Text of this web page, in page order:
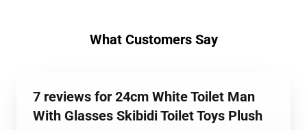
What Customers Say
7 reviews for 24cm White Toilet Man
With Glasses Skibidi Toilet Toys Plush